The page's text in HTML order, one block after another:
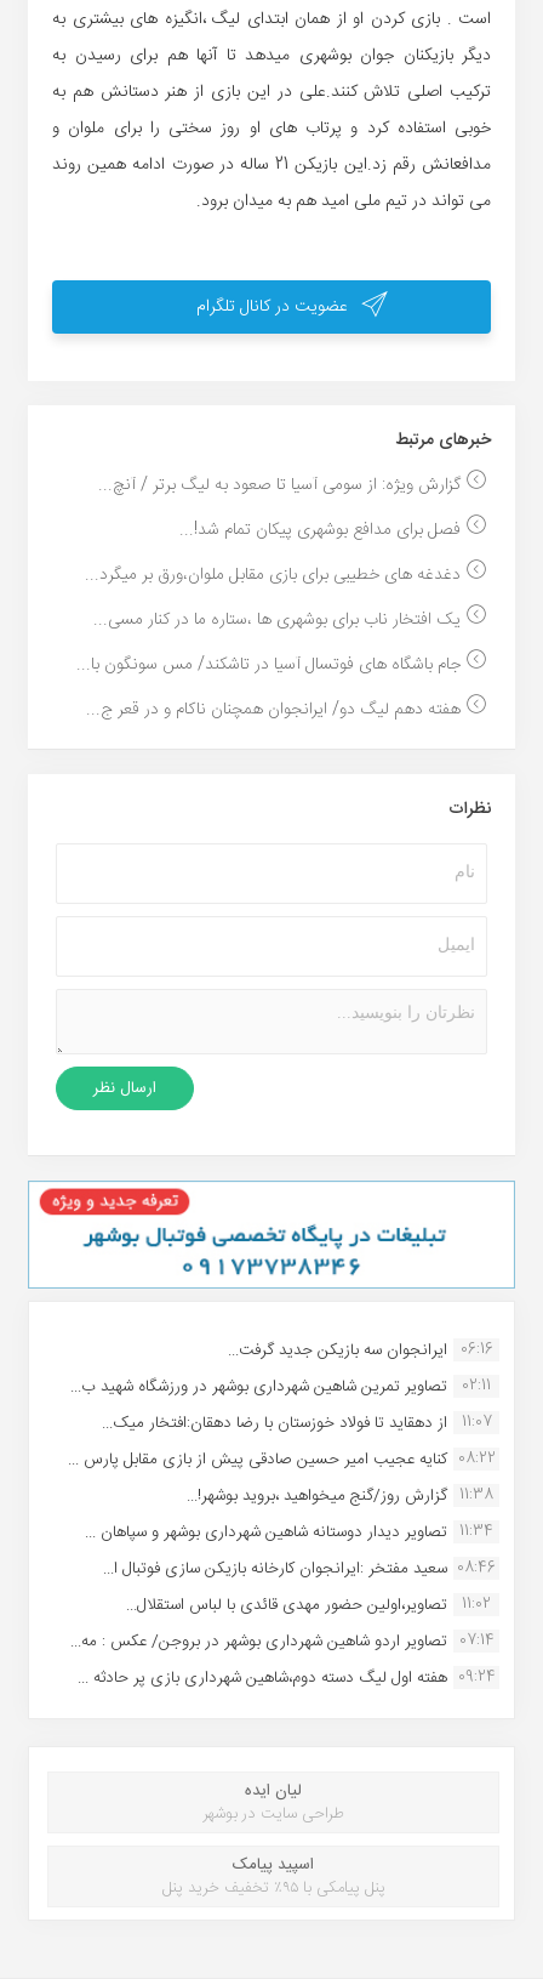
است . بازی کردن او از همان ابتدای لیگ ،انگیزه های بیشتری به
دیگر بازیکنان جوان بوشهری میدهد تا آنها هم برای رسیدن به
ترکیب اصلی تلاش کنند.علی در این بازی از هنر دستانش هم به
خوبی استفاده کرد و پرتاب های او روز سختی را برای ملوان و
مدافعانش رقم زد.این بازیکن 21 ساله در صورت ادامه همین روند
می تواند در تیم ملی امید هم به میدان برود.
عضویت در کانال تلگرام
خبر‌های مرتبط
گزارش ویژه: از سومی آسیا تا صعود به لیگ برتر / آنچ...
فصل برای مدافع بوشهری پیکان تمام شد!...
دغدغه های خطیبی برای بازی مقابل ملوان،ورق بر میگرد...
یک افتخار ناب برای بوشهری ها ،ستاره ما در کنار مسی...
جام باشگاه های فوتسال آسیا در تاشکند/ مس سونگون با...
هفته دهم لیگ دو/ ایرانجوان همچنان ناکام و در قعر ج...
نظرات
06:16 ایرانجوان سه بازیکن جدید گرفت...
02:11
تصاویر تمرین شاهین شهردارى بوشهر در ورزشگاه شهید ب...
11:07
از دهقاید تا فولاد خوزستان با رضا دهقان:افتخار میک...
08:22 کنایه عجیب امیر حسین صادقی پیش از بازی مقابل پارس ...
11:38 گزارش روز/گنج میخواهید ،بروید بوشهر!...
11:34 تصاویر دیدار دوستانه شاهین شهردارى بوشهر و سپاهان ...
08:46 سعید مفتخر :ایرانجوان کارخانه بازیکن سازی فوتبال ا...
11:02
تصاویر،اولین حضور مهدی قائدی با لباس استقلال...
07:14 تصاویر اردو شاهین شهرداری بوشهر در بروجن/ عکس : مه...
09:24 هفته اول لیگ دسته دوم،شاهین شهرداری بازی پر حادثه ...
لیان ایده
طراحی سایت در بوشهر
اسپید پیامک
پنل پیامکی با ۹۵٪ تخفیف خرید پنل